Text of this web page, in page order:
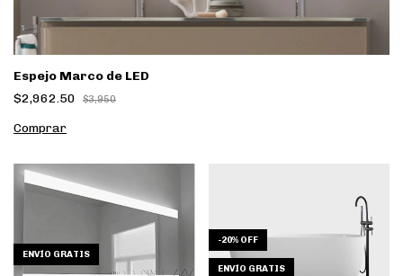
Espejo Marco de LED
$2,962.50
$3,950
Comprar
ENVÍO GRATIS
-20% OFF
ENVÍO GRATIS